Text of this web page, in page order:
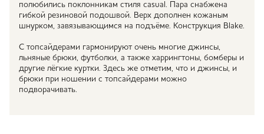
полюбились поклонникам стиля casual. Пара снабжена
гибкой резиновой подошвой. Верх дополнен кожаным
шнурком, завязывающимся на подъёме. Конструкция Blake.
С топсайдерами гармонируют очень многие джинсы,
льняные брюки, футболки, а также харрингтоны, бомберы и
другие лёгкие куртки. Здесь же отметим, что и джинсы, и
брюки при ношении с топсайдерами можно
подворачивать.